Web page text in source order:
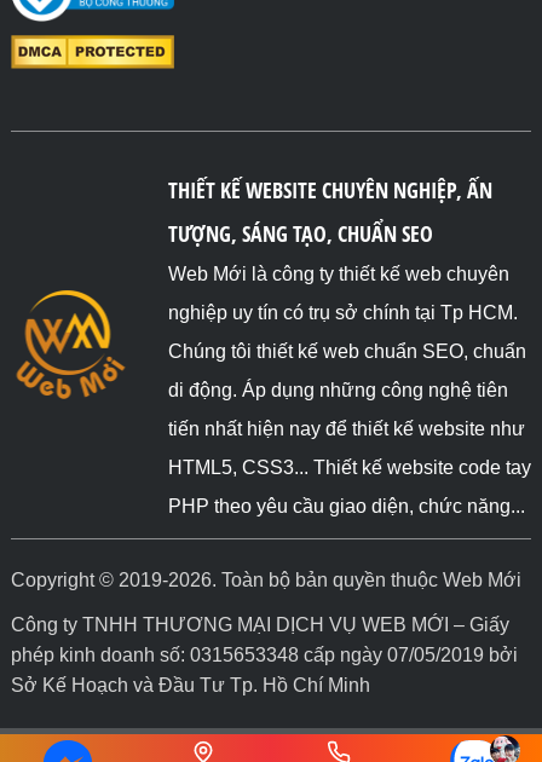
THIẾT KẾ WEBSITE CHUYÊN NGHIỆP, ẤN
TƯỢNG, SÁNG TẠO, CHUẨN SEO
Web Mới là công ty thiết kế web chuyên
nghiệp uy tín có trụ sở chính tại Tp HCM.
Chúng tôi thiết kế web chuẩn SEO, chuẩn
di động. Áp dụng những công nghệ tiên
tiến nhất hiện nay để thiết kế website như
HTML5, CSS3... Thiết kế website code tay
PHP theo yêu cầu giao diện, chức năng...
Copyright © 2019-2026. Toàn bộ bản quyền thuộc Web Mới
Công ty TNHH THƯƠNG MẠI DỊCH VỤ WEB MỚI – Giấy
phép kinh doanh số: 0315653348 cấp ngày 07/05/2019 bởi
Sở Kế Hoạch và Đầu Tư Tp. Hồ Chí Minh